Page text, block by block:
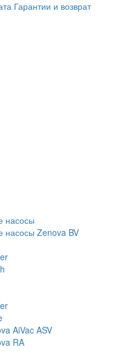
Гарантии и возврат
насосы
насосы Zenova BV
AiVac ASV
RA